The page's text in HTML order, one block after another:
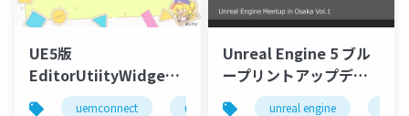
UE5版
EditorUtiityWidget
についてのあれこれ
uemconnect ue5
Unreal Engine 5 ブル
ープリントアップデー
ト
unreal engine